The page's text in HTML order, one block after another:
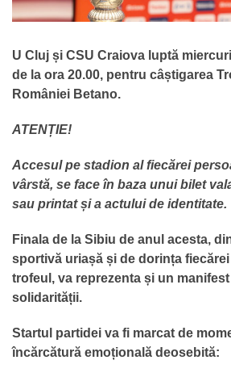
U Cluj și CSU Craiova luptă
de la ora 20.00, pentru câștigarea
României Betano.
ATENȚIE!
Accesul pe stadion al fiecărei
vârstă, se face în baza unui bilet
sau printat și a actului de identitate.
Finala de la Sibiu de anul acesta,
sportivă uriașă și de dorința
trofeul, va reprezenta și un
solidarității.
Startul partidei va fi marcat de
încărcătură emoțională deosebită: